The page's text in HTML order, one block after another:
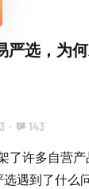
严选，为
· 143
了许多自营
遇到了什么